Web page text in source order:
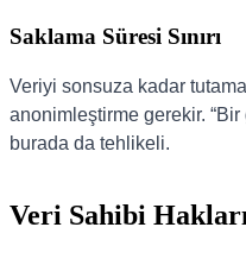
Saklama Süresi Sınırı
Veriyi sonsuza kadar
anonimleştirme gerekir. “Bir
burada da tehlikeli.
Veri Sahibi